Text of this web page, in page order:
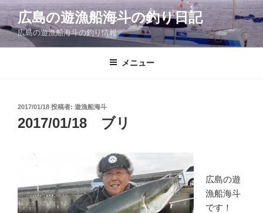
コ
ン
ン
広島の遊漁船海斗の釣り日記
広島の遊漁船海斗の釣り情報
メニュー
投
稿
日:
2017/01/18 投稿者: 遊漁船海斗
2017/01/18 ブリ
広島の遊
漁船海斗
です！